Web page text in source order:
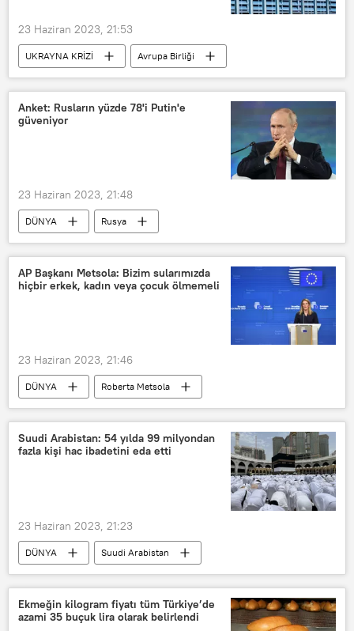
23 Haziran 2023, 21:53
UKRAYNA KRİZİ
Avrupa Birliği
Rusya
Ukrayna
Askeri yardım
Anket: Rusların yüzde 78'i Putin'e
güveniyor
23 Haziran 2023, 21:48
DÜNYA
Rusya
Vladimir Putin
Rus Kamuoyu Araştırma Merkezi (VTSIOM)
Anket
AP Başkanı Metsola: Bizim sularımızda
hiçbir erkek, kadın veya çocuk ölmemeli
23 Haziran 2023, 21:46
DÜNYA
Roberta Metsola
Avrupa Birliği
Avrupa Birliği
Avrupa
Yunanistan
Göçmen
Akdeniz
Akdeniz
Suudi Arabistan: 54 yılda 99 milyondan
fazla kişi hac ibadetini eda etti
23 Haziran 2023, 21:23
DÜNYA
Suudi Arabistan
Hac
Kabe
Ekmeğin kilogram fiyatı tüm Türkiye’de
azami 35 buçuk lira olarak belirlendi